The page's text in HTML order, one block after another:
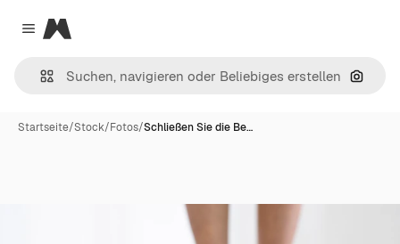
Close menu
Magnific
Nach
Startseite/Stock/Fotos/Schließen Sie die Be…